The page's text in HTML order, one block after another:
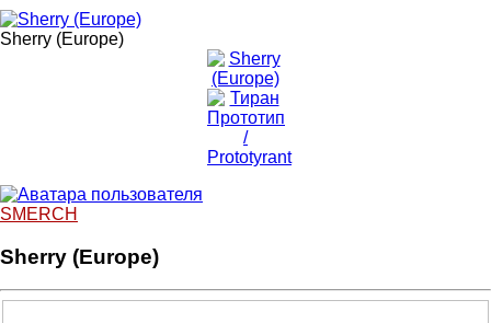
Sherry (Europe)
SMERCH
Sherry (Europe)